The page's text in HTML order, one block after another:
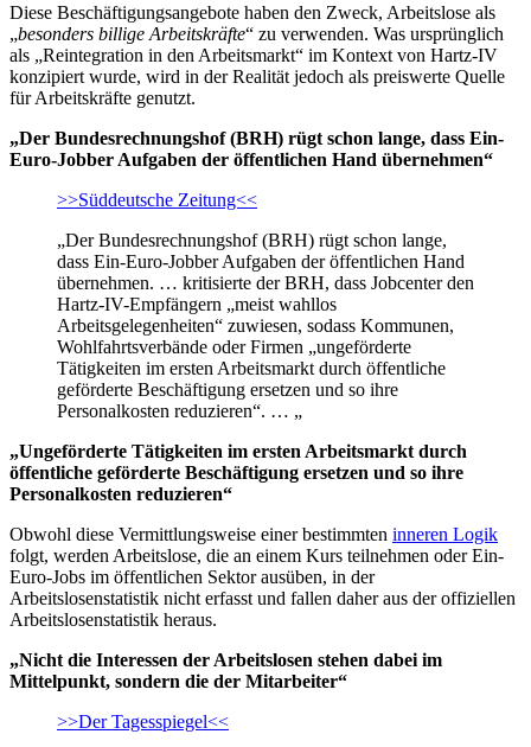
Diese Beschäftigungsangebote haben den Zweck, Arbeitslose als
„besonders billige Arbeitskräfte“ zu verwenden. Was ursprünglich
als „Reintegration in den Arbeitsmarkt“ im Kontext von Hartz-IV
konzipiert wurde, wird in der Realität jedoch als preiswerte Quelle
für Arbeitskräfte genutzt.
„Der Bundesrechnungshof (BRH) rügt schon lange, dass Ein-
Euro-Jobber Aufgaben der öffentlichen Hand übernehmen“
>>Süddeutsche Zeitung<<
„Der Bundesrechnungshof (BRH) rügt schon lange,
dass Ein-Euro-Jobber Aufgaben der öffentlichen Hand
übernehmen. … kritisierte der BRH, dass Jobcenter den
Hartz-IV-Empfängern „meist wahllos
Arbeitsgelegenheiten“ zuwiesen, sodass Kommunen,
Wohlfahrtsverbände oder Firmen „ungeförderte
Tätigkeiten im ersten Arbeitsmarkt durch öffentliche
geförderte Beschäftigung ersetzen und so ihre
Personalkosten reduzieren“. … „
„Ungeförderte Tätigkeiten im ersten Arbeitsmarkt durch
öffentliche geförderte Beschäftigung ersetzen und so ihre
Personalkosten reduzieren“
Obwohl diese Vermittlungsweise einer bestimmten inneren Logik
folgt, werden Arbeitslose, die an einem Kurs teilnehmen oder Ein-
Euro-Jobs im öffentlichen Sektor ausüben, in der
Arbeitslosenstatistik nicht erfasst und fallen daher aus der offiziellen
Arbeitslosenstatistik heraus.
„Nicht die Interessen der Arbeitslosen stehen dabei im
Mittelpunkt, sondern die der Mitarbeiter“
>>Der Tagesspiegel<<